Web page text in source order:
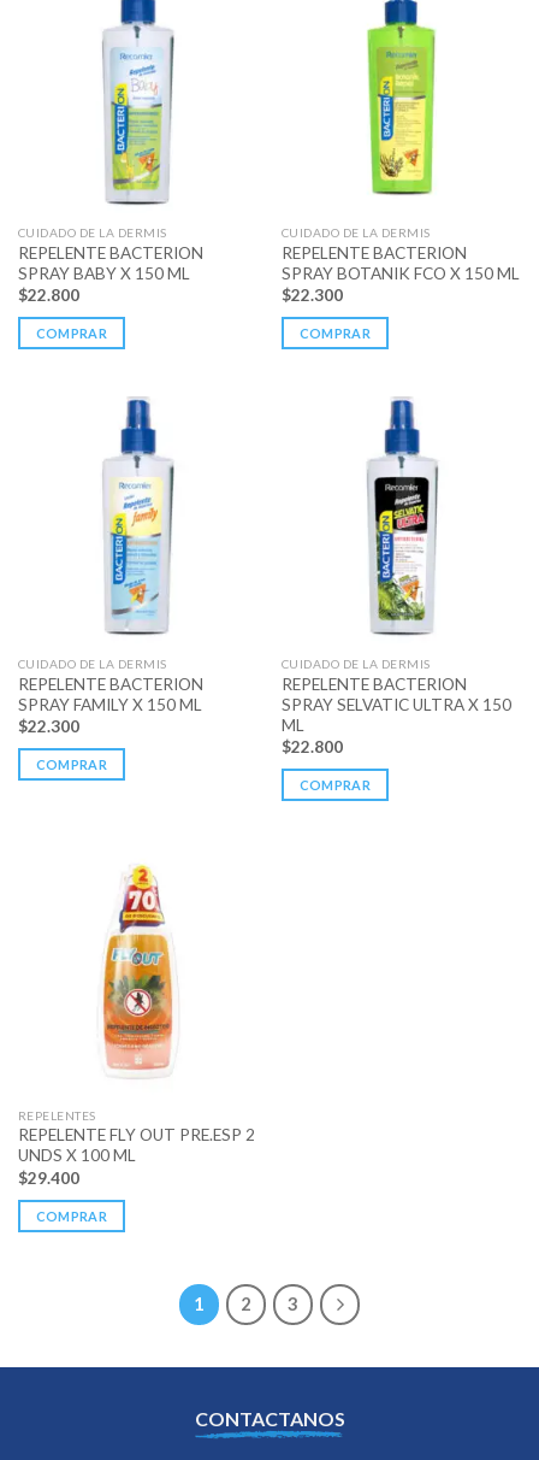
CUIDADO DE LA DERMIS
REPELENTE BACTERION
SPRAY BABY X 150 ML
$22.800
COMPRAR
CUIDADO DE LA DERMIS
REPELENTE BACTERION
SPRAY BOTANIK FCO X 150 ML
$22.300
COMPRAR
CUIDADO DE LA DERMIS
REPELENTE BACTERION
SPRAY FAMILY X 150 ML
$22.300
COMPRAR
CUIDADO DE LA DERMIS
REPELENTE BACTERION
SPRAY SELVATIC ULTRA X 150
ML
$22.800
COMPRAR
REPELENTES
REPELENTE FLY OUT PRE.ESP 2
UNDS X 100 ML
$29.400
COMPRAR
1 2 3
CONTACTANOS